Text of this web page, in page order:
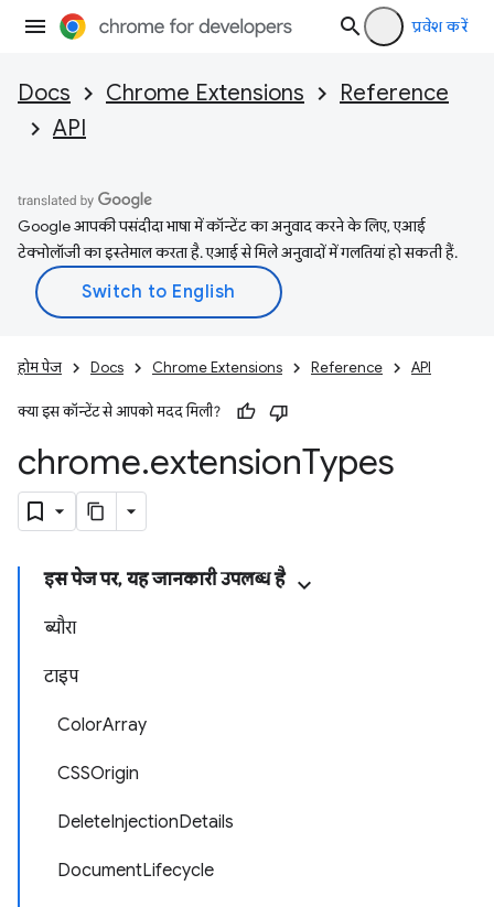
प्रवेश करें
Docs Chrome Extensions
Reference
API
Google आपकी पसंदीदा भाषा में कॉन्टेंट का अनुवाद करने के लिए, एआई
टेक्नोलॉजी का इस्तेमाल करता है. एआई से मिले अनुवादों में गलतियां हो सकती हैं.
होम पेज Docs Chrome Extensions Reference API
क्या इस कॉन्टेंट से आपको मदद मिली?
chrome.extensionTypes
इस पेज पर, यह जानकारी उपलब्ध है
ब्यौरा
टाइप
ColorArray
CSSOrigin
DeleteInjectionDetails
DocumentLifecycle